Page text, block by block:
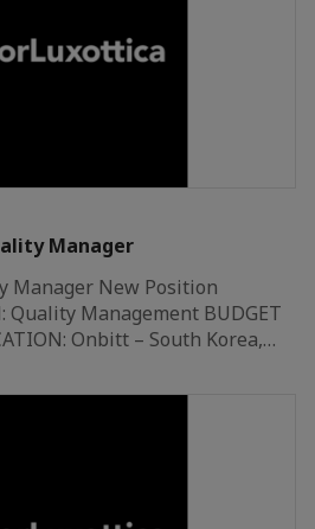
Manager
Manager New Position
Quality Management BUDGET
Onbitt – South Korea,…